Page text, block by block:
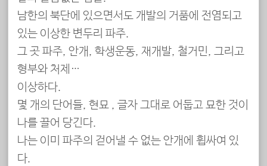
남한의 북단에 있으면서도 개발의 거품에 전염되고
있는 이상한 변두리 파주.
그 곳 파주, 안개, 학생운동, 재개발, 철거민, 그리고
형부와 처제…
이상하다.
몇 개의 단어들, 현묘 玄妙, 글자 그대로 어둡고 묘한 것이
나를 끌어 당긴다.
나는 이미 파주의 걷어낼 수 없는 안개에 휩싸여 있
다.